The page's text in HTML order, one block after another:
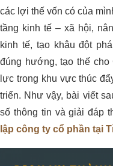
các lợi thế vốn có của
tầng kinh tế – xã hội,
kinh tế, tạo khâu đột
đúng hướng, tạo thế cho
lực trong khu vực thúc
triển. Như vậy, bài viết
số thông tin và giải đáp
lập công ty cổ phần tại